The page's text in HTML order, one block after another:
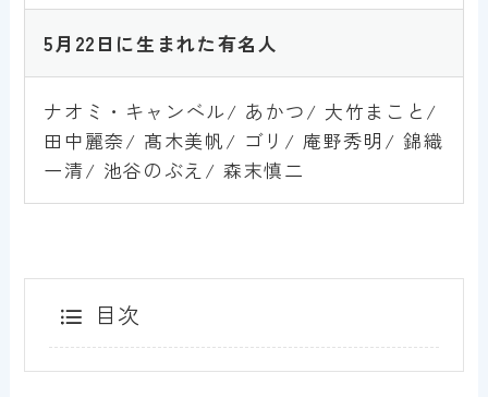
5月 22 日に生まれた有名人
ナオミ・キャンベル/ あかつ/ 大竹まこと/
田中麗奈/ 髙木美帆/ ゴリ/ 庵野秀明/ 錦織
一清/ 池谷のぶえ/ 森末慎二
目次